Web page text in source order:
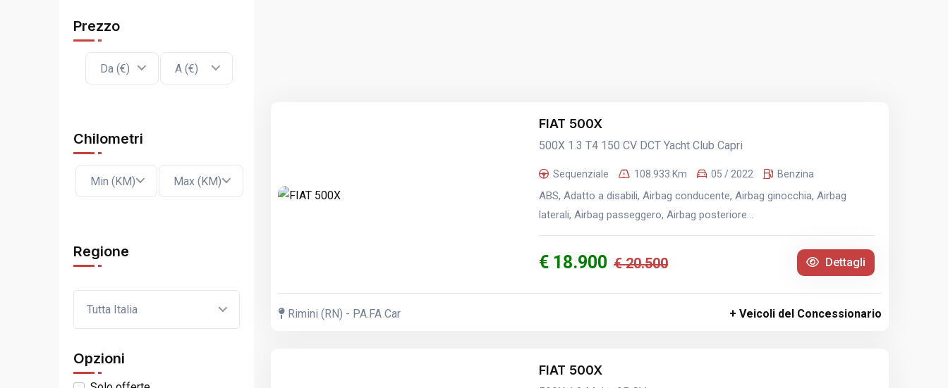
Prezzo
Da (€) A (€)
Chilometri
Min (KM) Max (KM)
Regione
Tutta Italia
Opzioni
FIAT 500X
500X 1.3 T4 150 CV DCT Yacht Club Capri
Sequenziale 108.933 Km 05 / 2022 Benzina
ABS, Adatto a disabili, Airbag conducente, Airbag ginocchia, Airbag
laterali, Airbag passeggero, Airbag posteriore...
€ 18.900 € 20.500 Dettagli
Rimini (RN) - PA.FA Car + Veicoli del Concessionario
FIAT 500X